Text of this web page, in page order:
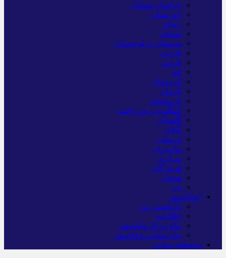
خراسان شمالی
خوزستان
زنجان
سمنان
سیستان و بلوچستان
فارس
قزوین
قم
کردستان
کرمان
کرمانشاه
کهگلویه و بویر احمد
گلستان
گیلان
لرستان
مازندران
مرکزی
هرمزگان
همدان
یزد
*ماناسپهر
یادداشت روز
اطلاعیه
پیام تبریک ماناسپهر
پیام تسلیت ماناسپهر
پیوندهای سایت